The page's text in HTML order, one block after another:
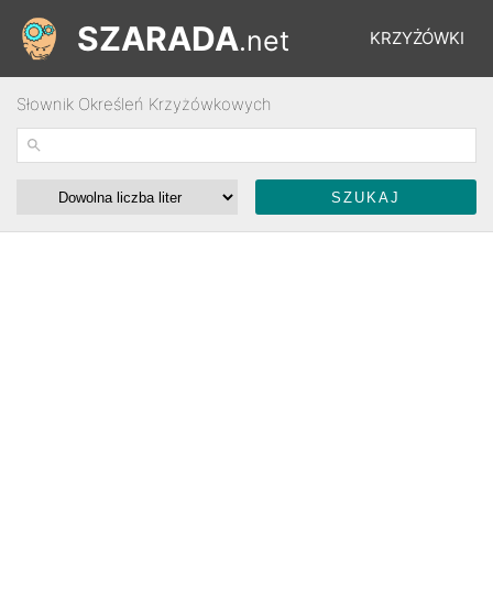
KRZYŻÓWKI
ŁAMIGŁÓWKI
SZARADA.net
Słownik Określeń Krzyżówkowych